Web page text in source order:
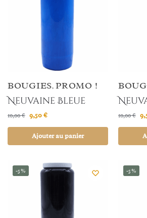
BOUGIES,PROMO !
Neuvaine Bleue
10,00€ 9,50€
Ajouter au panier
10,00€
-5% -5%